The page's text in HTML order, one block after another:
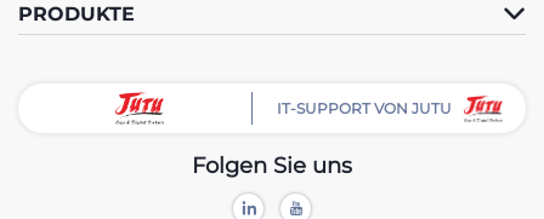
PRODUKTE
IT-SUPPORT VON JUTU
Folgen Sie uns